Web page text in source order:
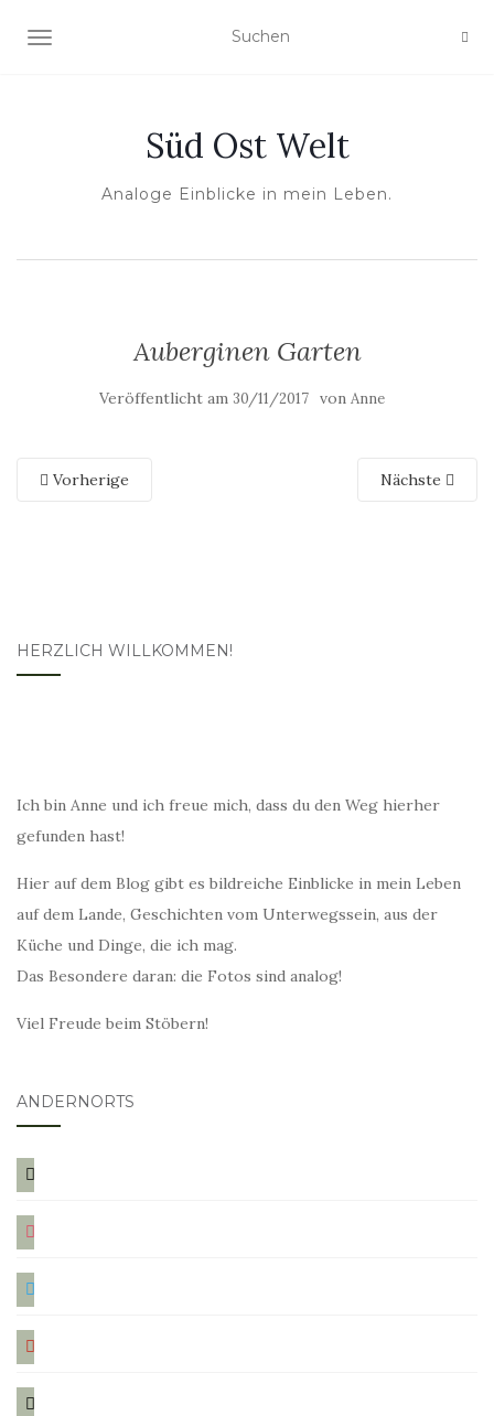
NAVIGATION UMSCHALTEN
Süd Ost Welt
Analoge Einblicke in mein Leben.
Auberginen Garten
Veröffentlicht am 30/11/2017 von Anne
Vorherige Nächste
HERZLICH WILLKOMMEN!
Ich bin Anne und ich freue mich, dass du den Weg hierher
gefunden hast!
Hier auf dem Blog gibt es bildreiche Einblicke in mein Leben
auf dem Lande, Geschichten vom Unterwegssein, aus der
Küche und Dinge, die ich mag.
Das Besondere daran: die Fotos sind analog!
Viel Freude beim Stöbern!
ANDERNORTS
bloglovin
instagram
twitter
pinterest
mail